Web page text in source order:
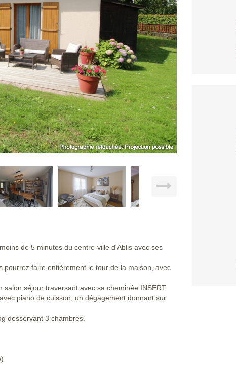
de 5 minutes du centre-ville d'Ablis avec ses
pourrez faire entièrement le tour de la maison, avec
séjour traversant avec sa cheminée INSERT
piano de cuisson, un dégagement donnant sur
desservant 3 chambres.